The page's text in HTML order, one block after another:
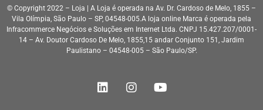
© Copyright 2022 – Loja | A Loja é operada na Av. Dr. Cardoso de Melo, 1855 –
Vila Olímpia, São Paulo – SP, 04548-005.A loja online Marca é operada pela
Infracommerce Negócios e Soluções em Internet Ltda. CNPJ 15.427.207/0001-
14 – Av. Doutor Cardoso De Melo, 1855,15 andar Conjunto 151, Jardim
Paulistano – 04548-005 – São Paulo/SP.